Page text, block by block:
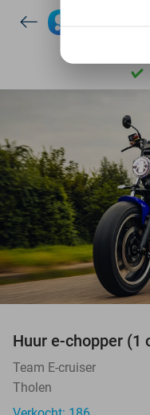
7
Huur e-chopper (1
Team E-cruiser
Tholen